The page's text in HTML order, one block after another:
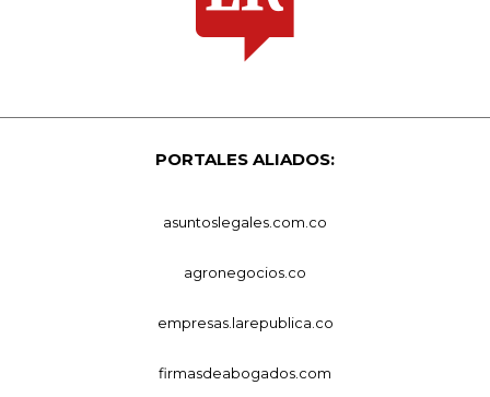
PORTALES ALIADOS:
asuntoslegales.com.co
agronegocios.co
empresas.larepublica.co
firmasdeabogados.com